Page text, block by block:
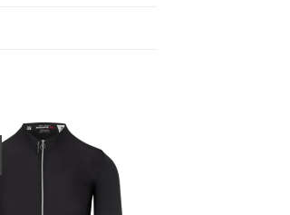
Add to
wishlist